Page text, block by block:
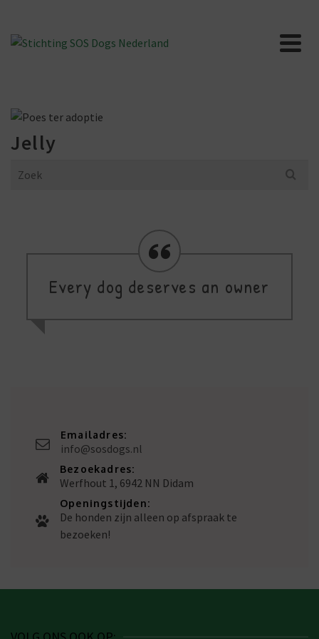
Jelly
Search
Every dog deserves an owner
Emailadres:
info@sosdogs.nl
Bezoekadres:
Werfhout 1, 6942 NN Didam
Openingstijden:
De honden zijn alleen op afspraak te
bezoeken!